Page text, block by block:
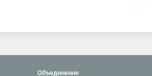
Объединение